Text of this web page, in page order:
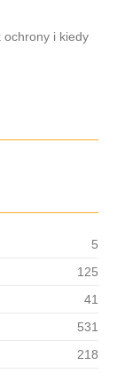
ochrony i kiedy
5
125
41
531
218